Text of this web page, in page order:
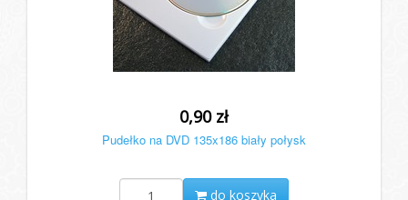
0,90 zł
Pudełko na DVD 135x186 biały połysk
do koszyka